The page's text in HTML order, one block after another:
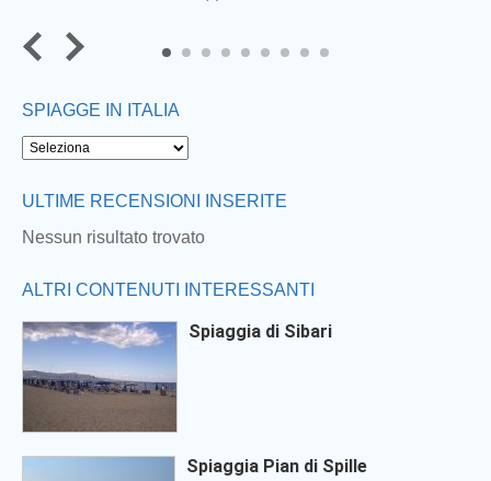
8
SPIAGGE IN ITALIA
ULTIME RECENSIONI INSERITE
Nessun risultato trovato
ALTRI CONTENUTI INTERESSANTI
Spiaggia di Sibari
Spiaggia Pian di Spille